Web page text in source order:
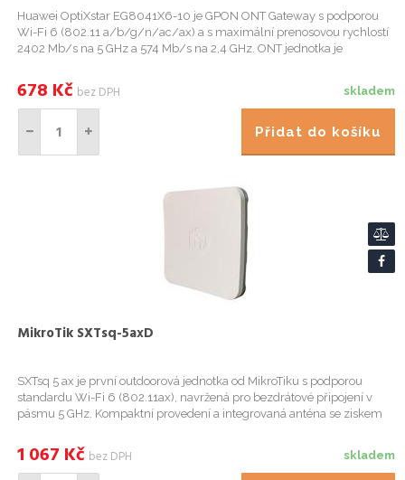
Huawei OptiXstar EG8041X6-10 je GPON ONT Gateway s podporou
Wi-Fi 6 (802.11 a/b/g/n/ac/ax) a s maximální prenosovou rychlostí
2402 Mb/s na 5 GHz a 574 Mb/s na 2,4 GHz. ONT jednotka je
zarí..
skladem
678 Kč bez DPH
Přidat do košíku
MikroTik SXTsq-5axD
SXTsq 5 ax je první outdoorová jednotka od MikroTiku s podporou
standardu Wi-Fi 6 (802.11ax), navržená pro bezdrátové připojení v
pásmu 5 GHz. Kompaktní provedení a integrovaná anténa se ziskem
skladem
1 067 Kč bez DPH